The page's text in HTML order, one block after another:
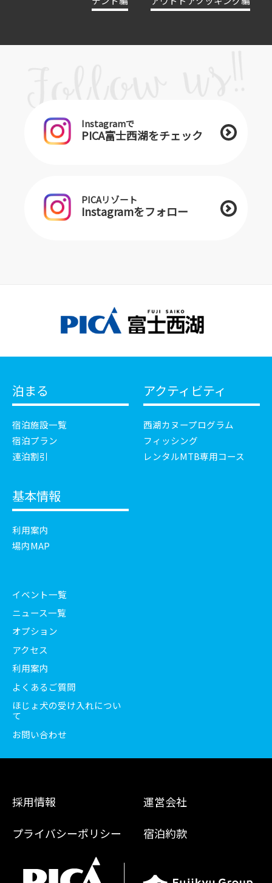
Instagramで
PICA富士西湖をチェック
PICAリゾート
Instagramをフォロー
泊まる
宿泊施設一覧
宿泊プラン
連泊割引
アクティビティ
西湖カヌープログラム
フィッシング
レンタルMTB専用コース
基本情報
利用案内
場内MAP
イベント一覧
ニュース一覧
オプション
アクセス
利用案内
よくあるご質問
ほじょ犬の受け入れについ
て
お問い合わせ
採用情報 運営会社
プライバシーポリシー 宿泊約款